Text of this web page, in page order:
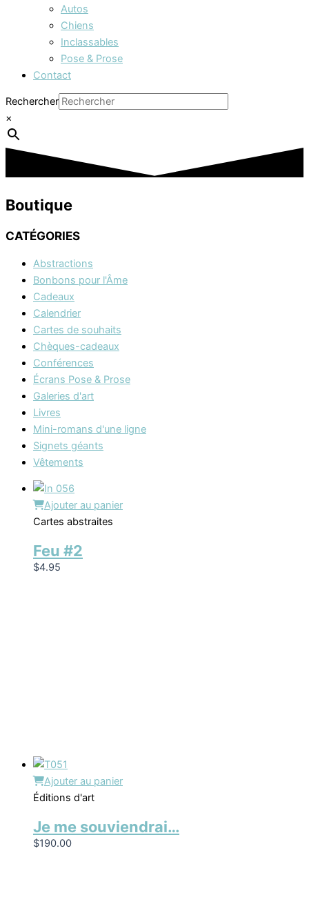
Autos
Chiens
Inclassables
Pose & Prose
Contact
Rechercher
×
Boutique
CATÉGORIES
Abstractions
Bonbons pour l'Âme
Cadeaux
Calendrier
Cartes de souhaits
Chèques-cadeaux
Conférences
Écrans Pose & Prose
Galeries d'art
Livres
Mini-romans d'une ligne
Signets géants
Vêtements
Ajouter au panier
Cartes abstraites
Feu #2
$4.95
Ajouter au panier
Éditions d'art
Je me souviendrai…
$190.00